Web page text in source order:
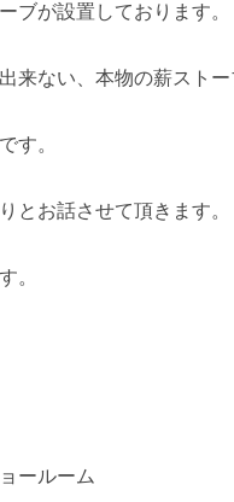
ブが設置しております。
来ない、本物の薪ストー
す。
とお話させて頂きます。
。
ールーム